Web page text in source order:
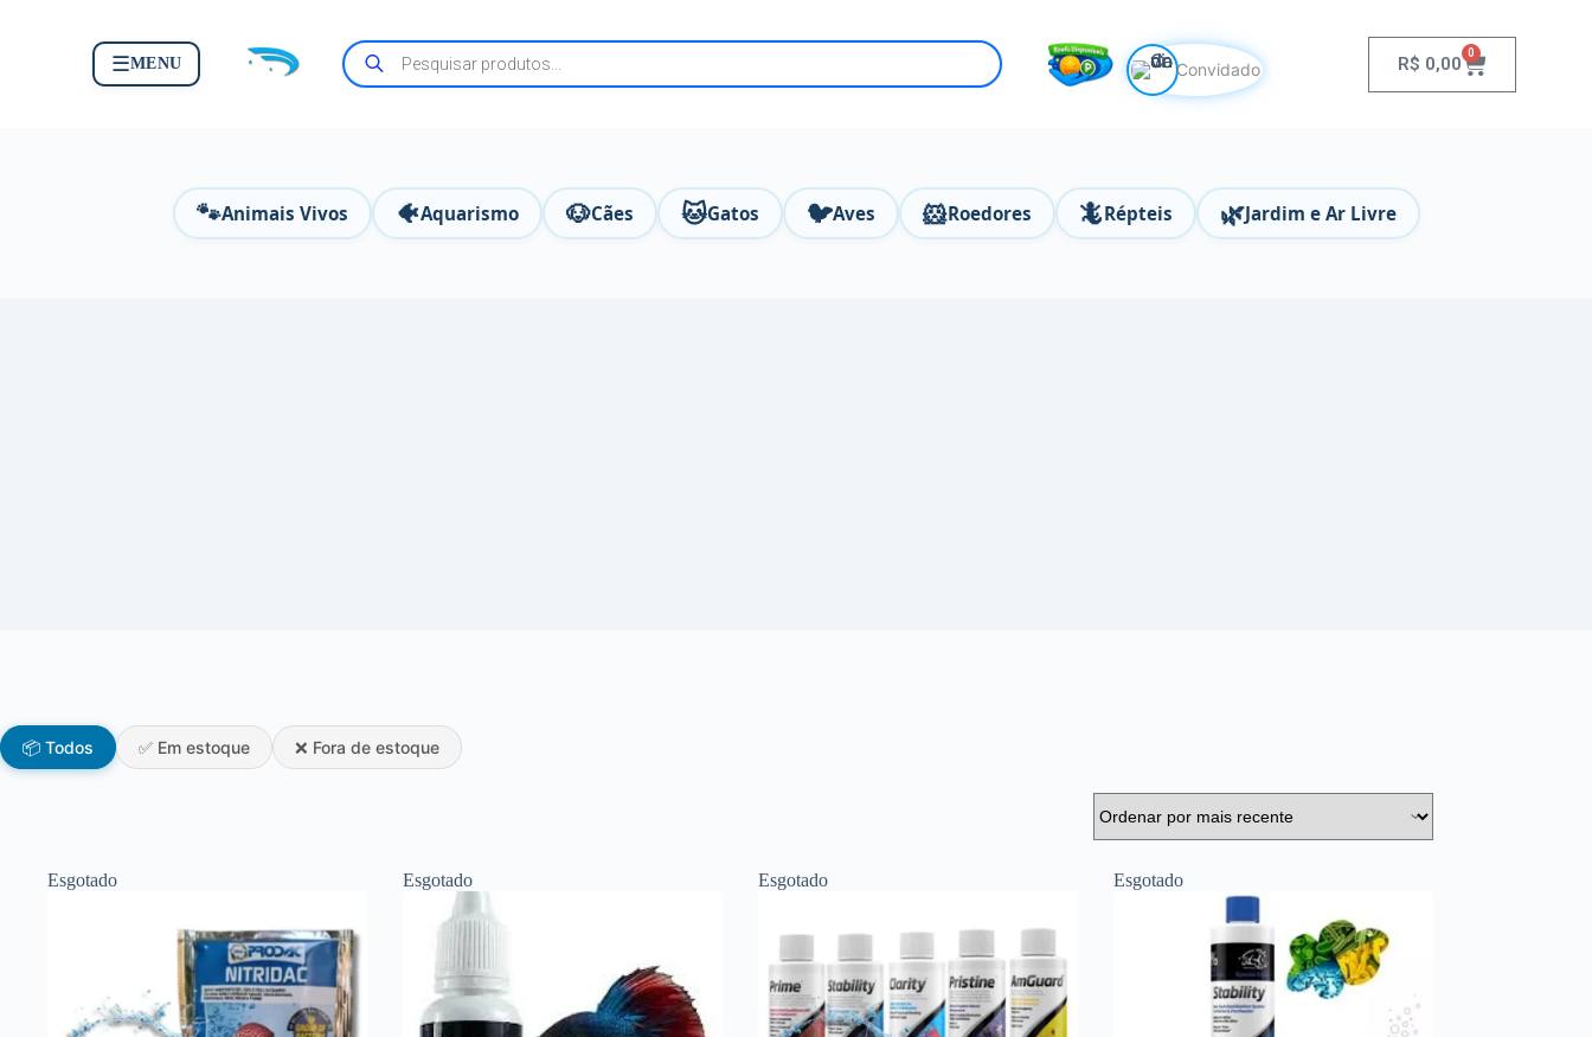
☰MENU Convidado R$ 0,00
0
🐾Animais Vivos 🐠Aquarismo 🐶Cães 🐱Gatos 🐦Aves 🐹Roedores 🦎Répteis 🌿Jardim e Ar Livre
📦 Todos ✅ Em estoque ❌ Fora de estoque
Esgotado Esgotado Esgotado Esgotado